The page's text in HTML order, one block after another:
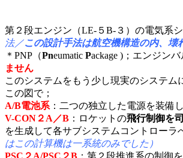
第２段エンジン（LE-５B-３）の電気系
法／この設計手法は航空機構造の内、
＊PNP（Pneumatic Package )；エンジン
ません
このシステムをもう少し現実のシステム
この図で；
A/B電池系 ：二つの独立した電源を装備
V-CON２A／B ：ロケットの飛行制御を
を生成して各サブシステムコントロー
はこの計算機は一系統のみでした）
PSC２A/PSC２B ：第２段推進系の制御